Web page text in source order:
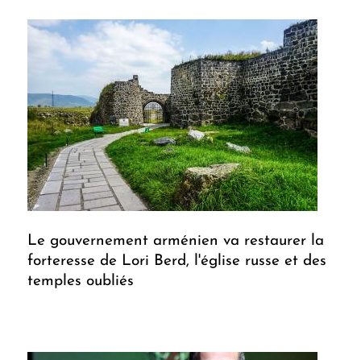
Le gouvernement arménien va restaurer la
forteresse de Lori Berd, l'église russe et des
temples oubliés